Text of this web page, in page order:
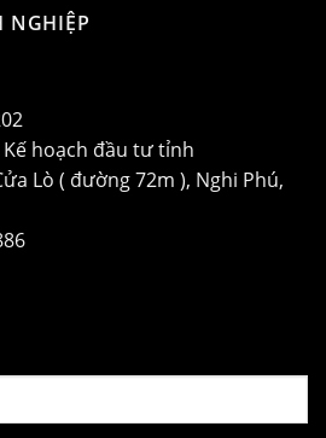
NGHIỆP
Kế hoạch đầu tư tỉnh
Lò ( đường 72m ), Nghi Phú,